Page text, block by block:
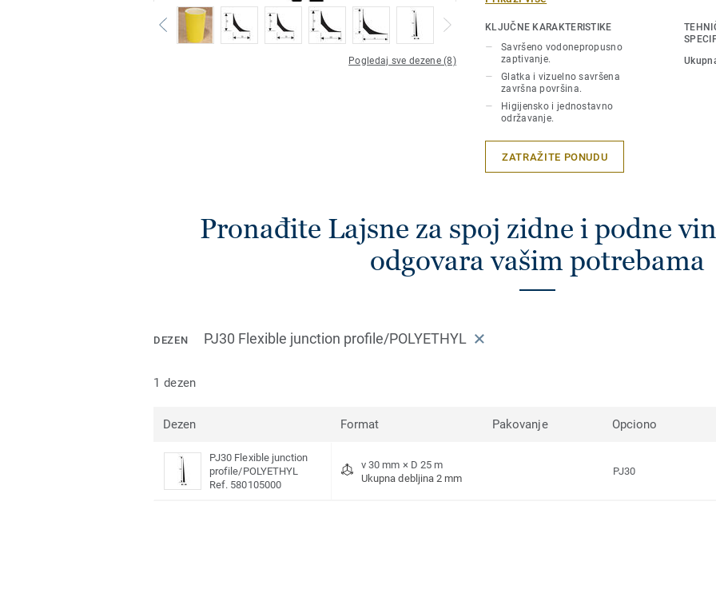
Pogledaj sve dezene (8)
tapeta. lajsne za spoj zidne i podne
sa podnim oblogama i Aquarelle zidnim
KLJUČNE KARAKTERISTIKE
Savršeno vodonepropusno
zaptivanje.
Glatka i vizuelno savršena
završna površina.
Higijensko i jednostavno
održavanje.
ZATRAŽITE PONUDU
Pronađite Lajsne za spoj zidne i podne
odgovara vašim potrebama
DEZEN PJ30 Flexible junction profile/POLYETHYL
1 dezen
Dezen Format Pakovanje Opciono
PJ30 Flexible junction
profile/POLYETHYL
Ref. 580105000
v 30 mm × D 25 m
Ukupna debljina 2 mm
PJ30